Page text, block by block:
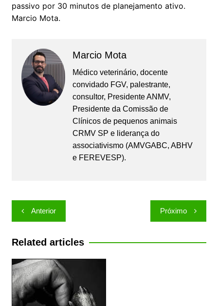
passivo por 30 minutos de planejamento ativo.
Marcio Mota.
Marcio Mota
Médico veterinário, docente
convidado FGV, palestrante,
consultor, Presidente ANMV,
Presidente da Comissão de
Clínicos de pequenos animais
CRMV SP e liderança do
associativismo (AMVGABC, ABHV
e FEREVESP).
Navegação
de
Post
Anterior Próximo
Related articles